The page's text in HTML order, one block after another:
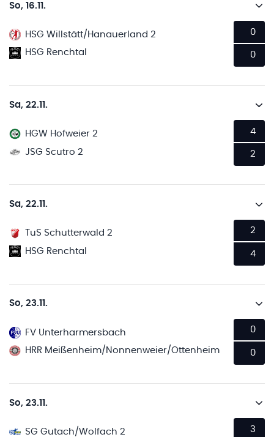
So, 16.11.
HSG Willstätt/Hanauerland 2
HSG Renchtal
0
0
Sa, 22.11.
HGW Hofweier 2
JSG Scutro 2
4
2
Sa, 22.11.
TuS Schutterwald 2
HSG Renchtal
2
4
So, 23.11.
FV Unterharmersbach
HRR Meißenheim/Nonnenweier/Ottenheim
0
0
So, 23.11.
SG Gutach/Wolfach 2
3